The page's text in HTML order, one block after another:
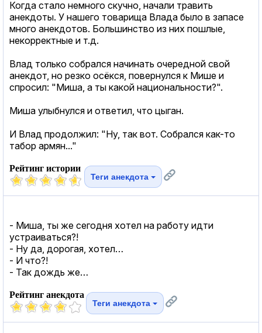
Когда стало немного скучно, начали травить
анекдоты. У нашего товарища Влада было в запасе
много анекдотов. Большинство из них пошлые,
некорректные и т.д.
Влад только собрался начинать очередной свой
анекдот, но резко осёкся, повернулся к Мише и
спросил: "Миша, а ты какой национальности?".
Миша улыбнулся и ответил, что цыган.
И Влад продолжил: "Ну, так вот. Собрался как-то
табор армян..."
Рейтинг истории
Теги анекдота
- Миша, ты же сегодня хотел на работу идти
устраиваться?!
- Ну да, дорогая, хотел…
- И что?!
- Так дождь же…
Рейтинг анекдота
Теги анекдота